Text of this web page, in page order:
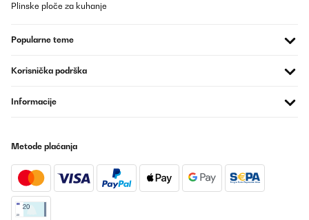
Plinske ploče za kuhanje
Popularne teme
Korisnička podrška
Informacije
Metode plaćanja